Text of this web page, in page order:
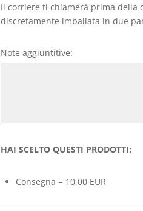
Il corriere ti chiamerà prima della
discretamente imballata in due
Note aggiuntitive:
HAI SCELTO QUESTI PRODOTTI:
Consegna = 10,00 EUR